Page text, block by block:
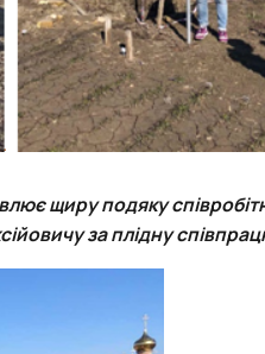
щиру подяку
за плідну